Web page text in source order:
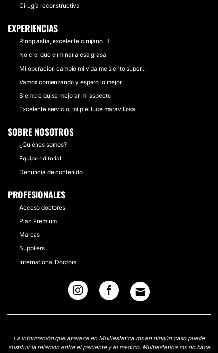
Cirugía reconstructiva
EXPERIENCIAS
Rinoplastia, excelente cirujano 👌🏻
No creí que eliminaría esa grasa
Mi operacion cambio mi vida me siento super....
Vamos comenzando y espero lo mejor
Siempre quise mejorar mi aspecto
Excelente servicio, mi piel luce maravillosa
SOBRE NOSOTROS
¿Quiénes somos?
Equipo editorial
Denuncia de contenido
PROFESIONALES
Acceso doctores
Plan Premium
Marcas
Suppliers
International Doctors
La información que aparece en Multiestetica.mx en ningún caso puede
sustituir la relación entre el paciente y el médico. Multiestetica.mx no hace